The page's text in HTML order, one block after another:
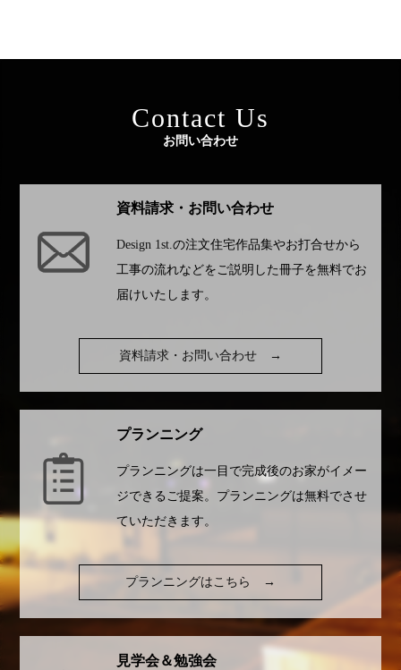
Contact Us
お問い合わせ
資料請求・お問い合わせ
Design 1st.の注文住宅作品集やお打合せから
工事の流れなどをご説明した冊子を無料でお
届けいたします。
資料請求・お問い合わせ →
プランニング
プランニングは一目で完成後のお家がイメー
ジできるご提案。プランニングは無料でさせ
ていただきます。
プランニングはこちら →
見学会＆勉強会